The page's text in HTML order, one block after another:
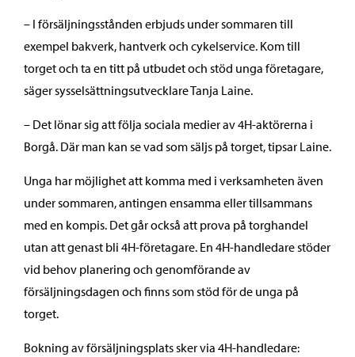
– I försäljningsstånden erbjuds under sommaren till
exempel bakverk, hantverk och cykelservice. Kom till
torget och ta en titt på utbudet och stöd unga företagare,
säger sysselsättningsutvecklare Tanja Laine.
– Det lönar sig att följa sociala medier av 4H-aktörerna i
Borgå. Där man kan se vad som säljs på torget, tipsar Laine.
Unga har möjlighet att komma med i verksamheten även
under sommaren, antingen ensamma eller tillsammans
med en kompis. Det går också att prova på torghandel
utan att genast bli 4H-företagare. En 4H-handledare stöder
vid behov planering och genomförande av
försäljningsdagen och finns som stöd för de unga på
torget.
Bokning av försäljningsplats sker via 4H-handledare: